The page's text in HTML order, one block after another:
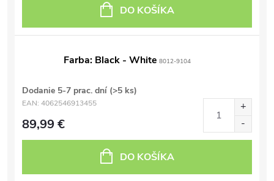
DO KOŠÍKA
Farba: Black - White 8012-9104
Dodanie 5-7 prac. dní (>5 ks)
EAN: 4062546913455
89,99 €
DO KOŠÍKA